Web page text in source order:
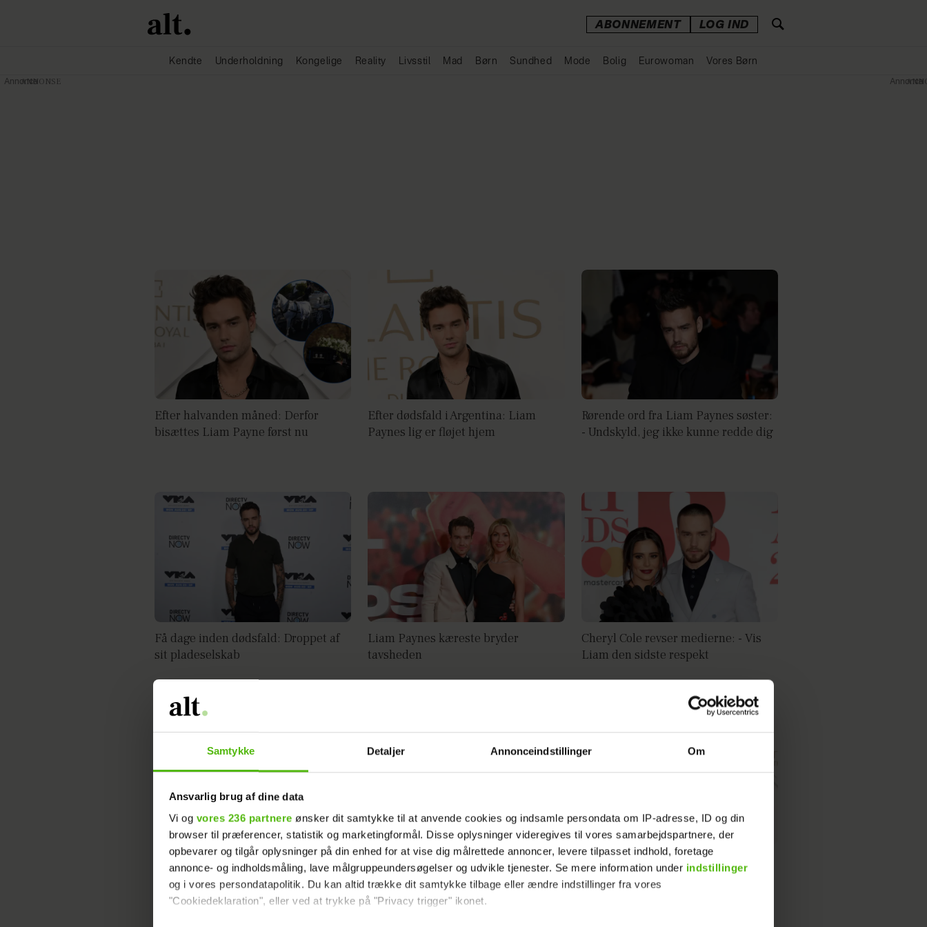
Samtykke Detaljer Annonceindstillinger Om
Ansvarlig brug af dine data
Vi og vores 236 partnere ønsker dit samtykke til at anvende cookies og indsamle persondata om IP-adresse, ID og din
browser til præferencer, statistik og marketingformål. Disse oplysninger videregives til vores samarbejdspartnere, der
opbevarer og tilgår oplysninger på din enhed for at vise dig målrettede annoncer, levere tilpasset indhold, foretage
annonce- og indholdsmåling, lave målgruppeundersøgelser og udvikle tjenester. Se mere information under indstillinger
og i vores persondatapolitik. Du kan altid trække dit samtykke tilbage eller ændre indstillinger fra vores
"Cookiedeklaration", eller ved at trykke på "Privacy trigger" ikonet.
ABONNEMENT LOG IND
Kendte Underholdning Kongelige Reality Livsstil Mad Børn Sundhed Mode Bolig Eurowoman Vores Børn
Efter halvanden måned: Derfor
bisættes Liam Payne først nu
Efter dødsfald i Argentina: Liam
Paynes lig er fløjet hjem
Rørende ord fra Liam Paynes søster:
- Undskyld, jeg ikke kunne redde dig
Få dage inden dødsfald: Droppet af
sit pladeselskab
Liam Paynes kæreste bryder
tavsheden
Cheryl Cole revser medierne: - Vis
Liam den sidste respekt
Kæresten forlod ham to dage før:
Derfor gik hun
One Direction-medlemmer reagerer
på tragisk dødsfald: Fuldstændig
knuste
Hotelpersonale slog alarm: Nervøse
for Liam Payne
Annonce Annonce